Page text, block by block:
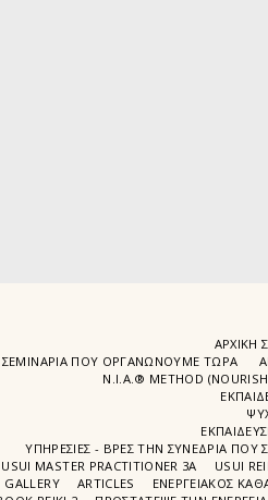
ΑΡΧΙΚΉ
ΣΕΜΙΝΆΡΙΑ ΠΟΥ ΟΡΓΑΝΏΝΟΥΜΕ ΤΩΡΑ
N.I.A.® METHOD
ΥΠΗΡΕΣΙΕΣ - ΒΡΕΣ ΤΗΝ ΣΥΝΕΔΡΙΑ ΠΟΥ
USUI MASTER PRACTITIONER 3A
USUI
GALLERY
ARTICLES
ΕΝΕΡΓΕΙΑΚΟΣ